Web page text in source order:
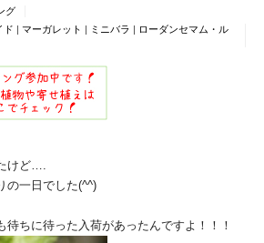
グ
ド | マーガレット | ミニバラ | ローダンセマム・ル
けど….
の一日でした(^^)
待ちに待った入荷があったんですよ！！！